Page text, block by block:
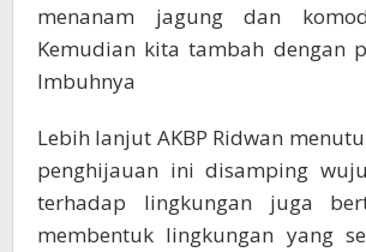
menanam jagung dan
Kemudian kita tambah dengan
Imbuhnya
Lebih lanjut AKBP Ridwan
penghijauan ini disamping
terhadap lingkungan juga
membentuk lingkungan yang